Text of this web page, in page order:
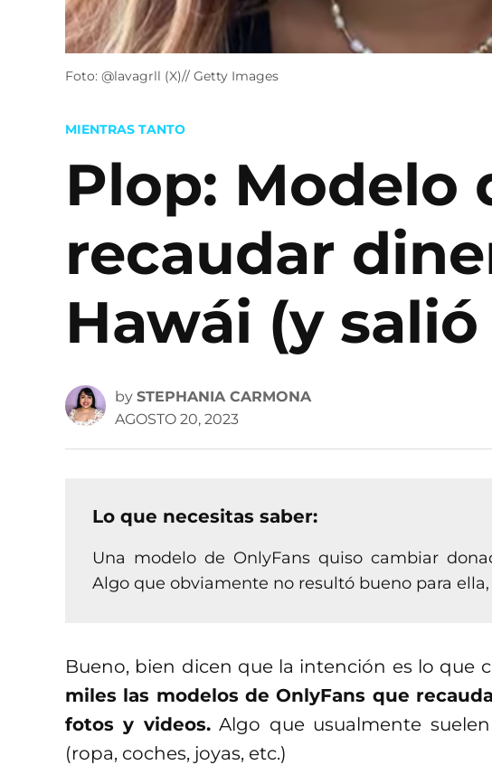
Foto: @lavagrll (X)// Getty Images
POSTED
MIENTRAS TANTO
Plop: Modelo
recaudar
Hawái (y
by STEPHANIA CARMONA
AGOSTO 20, 2023
Lo que necesitas saber:
Una modelo de OnlyFans quiso cambiar
Algo que obviamente no resultó bueno para
Bueno, bien dicen que la intención es lo que
miles las modelos de OnlyFans que
fotos y videos.Algo que usualmente
(ropa, coches, joyas, etc.)